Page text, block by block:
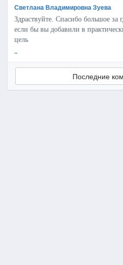
Светлана Владимировна Зуева
Здраствуйте. Спасибо большое за
если бы вы добавили в
цель
..
Последние